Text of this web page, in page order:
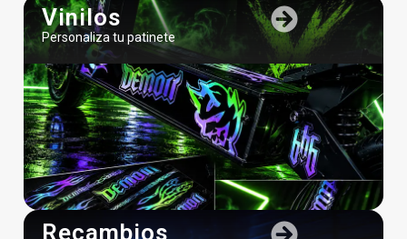
Vinilos
Personaliza tu patinete
Recambios